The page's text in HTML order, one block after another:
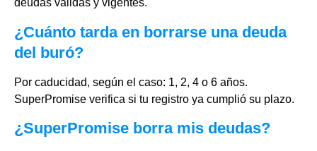
deudas válidas y vigentes.
¿Cuánto tarda en borrarse una deuda
del buró?
Por caducidad, según el caso: 1, 2, 4 o 6 años.
SuperPromise verifica si tu registro ya cumplió su plazo.
¿SuperPromise borra mis deudas?